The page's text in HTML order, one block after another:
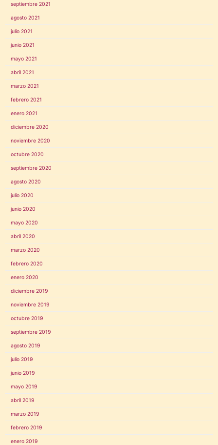
septiembre 2021
agosto 2021
julio 2021
junio 2021
mayo 2021
abril 2021
marzo 2021
febrero 2021
enero 2021
diciembre 2020
noviembre 2020
octubre 2020
septiembre 2020
agosto 2020
julio 2020
junio 2020
mayo 2020
abril 2020
marzo 2020
febrero 2020
enero 2020
diciembre 2019
noviembre 2019
octubre 2019
septiembre 2019
agosto 2019
julio 2019
junio 2019
mayo 2019
abril 2019
marzo 2019
febrero 2019
enero 2019